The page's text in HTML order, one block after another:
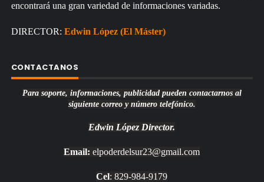
encontrará una gran variedad de informaciones variadas.
DIRECTOR: Edwin López (El Máster)
CONTACTANOS
Para soporte, informaciones, publicidad pueden contactarnos al
siguiente correo y número telefónico.
Edwin López Director.
Email: elpoderdelsur23@gmail.com
Cel: 829-984-9179